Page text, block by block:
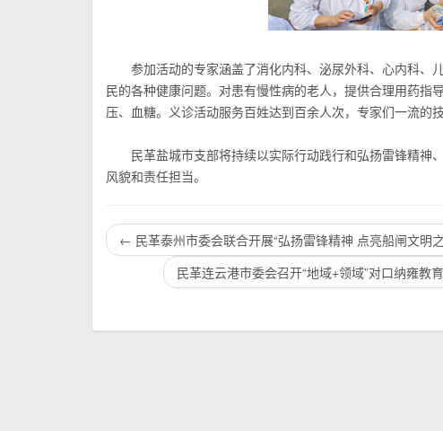
参加活动的专家涵盖了消化内科、泌尿外科、心内科、
民的各种健康问题。对患有慢性病的老人，提供合理用药指
压、血糖。义诊活动服务百姓达到百余人次，专家们一流的
民革盐城市支部将持续以实际行动践行和弘扬雷锋精神、
风貌和责任担当。
← 民革泰州市委会联合开展“弘扬雷锋精神 点亮船闸文明
民革连云港市委会召开“地域+领域”对口纳雍教